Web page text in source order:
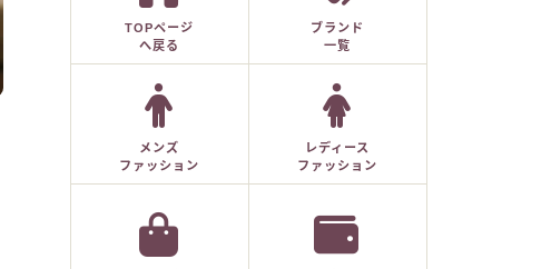
TOPページ
へ戻る
ブランド
一覧
メンズ
ファッション
レディース
ファッション